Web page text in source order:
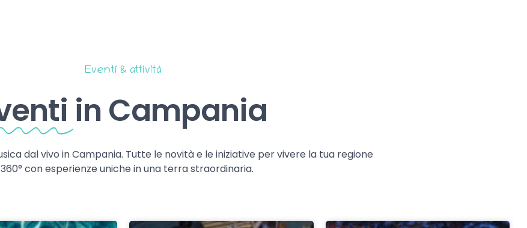
Eventi & attività
in Campania
dal vivo in Campania. Tutte le novità e le iniziative per vivere la tua regione
con esperienze uniche in una terra straordinaria.